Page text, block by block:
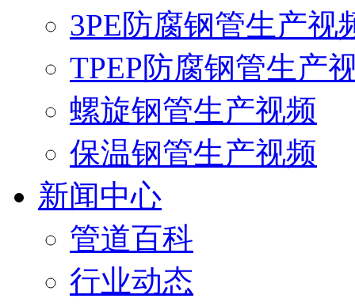
3PE防腐钢管生产视
TPEP防腐钢管生产
螺旋钢管生产视频
保温钢管生产视频
新闻中心
管道百科
行业动态